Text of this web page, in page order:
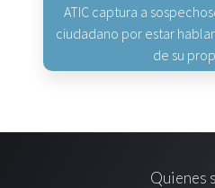
ATIC captura a
ciudadano por estar
de su
Quienes